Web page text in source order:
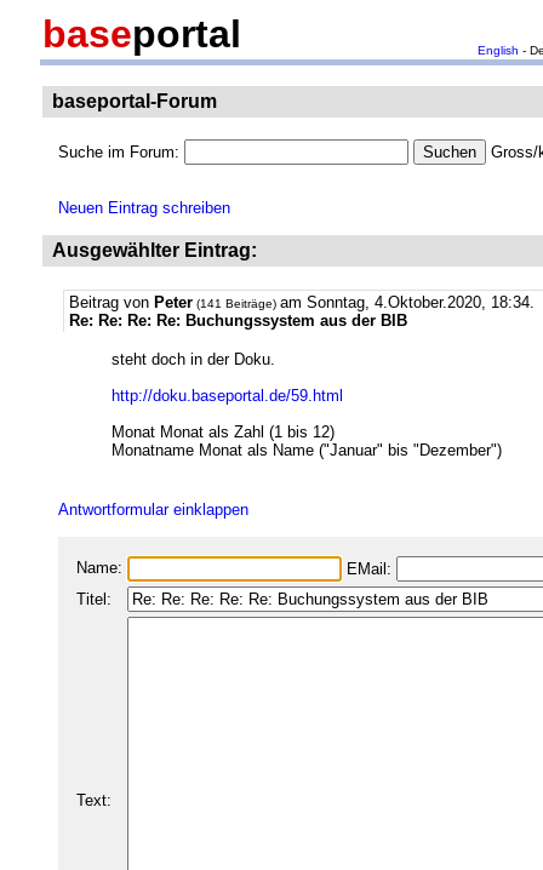
baseportal English -
baseportal-Forum
Suche im Forum: Gross/
Neuen Eintrag schreiben
Ausgewählter Eintrag:
Beitrag von Peter (141 Beiträge) am Sonntag, 4.Oktober.2020, 18:34.
Re: Re: Re: Re: Buchungssystem aus der BIB
steht doch in der Doku.
http://doku.baseportal.de/59.html
Monat Monat als Zahl (1 bis 12)
Monatname Monat als Name ("Januar" bis "Dezember")
Antwortformular einklappen
Name:
EMail:
Titel:
Text: